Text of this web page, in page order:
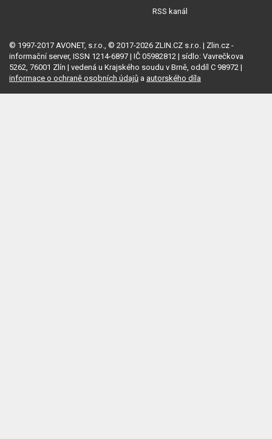
RSS kanál
© 1997-2017 AVONET, s.r.o., © 2017-2026 ZLIN.CZ s.r.o. | Zlin.cz -
informační server, ISSN 1214-6897 | IČ 05982812 | sídlo: Vavrečkova
5262, 76001 Zlín | vedená u Krajského soudu v Brně, oddíl C 98972 |
informace o ochraně osobních údajů a autorského díla